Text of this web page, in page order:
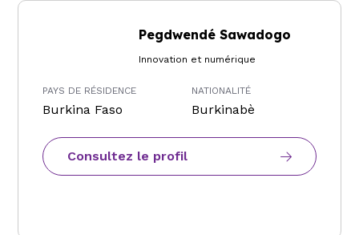
Pegdwendé Sawadogo
Innovation et numérique
PAYS DE RÉSIDENCE
Burkina Faso
NATIONALITÉ
Burkinabè
Consultez le profil